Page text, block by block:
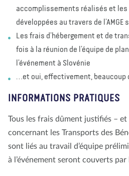
accomplissements réalisés et
développées au travers de l’AMGE
Les frais d’hébergement et de
fois à la réunion de l’équipe de
l’événement à Slovénie
…et oui, effectivement, beaucoup
INFORMATIONS PRATIQUES
Tous les frais dûment justifiés – et
concernant les Transports des
sont liés au travail d’équipe
à l’événement seront couverts